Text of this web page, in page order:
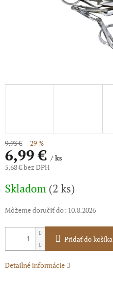
9,93 € –29 %
6,99 €/ ks
5,68 € bez DPH
cena:
Skladom (2 ks)
Môžeme doručiť do: 10.8.2026
Pridať do košíka
Detailné informácie